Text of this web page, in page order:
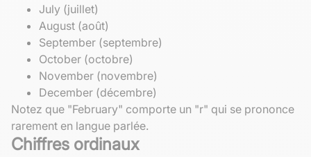
July (juillet)
August (août)
September (septembre)
October (octobre)
November (novembre)
December (décembre)
Notez que "February" comporte un "r" qui se prononce
rarement en langue parlée.
Chiffres ordinaux